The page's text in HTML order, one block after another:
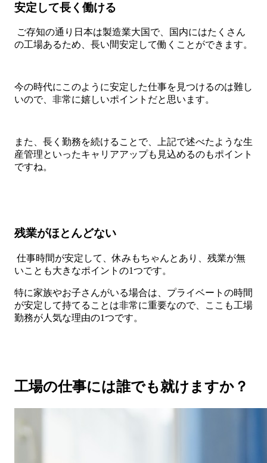
安定して長く働ける
ご存知の通り日本は製造業大国で、国内にはたくさん
の工場あるため、長い間安定して働くことができます。
今の時代にこのように安定した仕事を見つけるのは難し
いので、非常に嬉しいポイントだと思います。
また、長く勤務を続けることで、上記で述べたような生
産管理といったキャリアアップも見込めるのもポイント
ですね。
残業がほとんどない
仕事時間が安定して、休みもちゃんとあり、残業が無
いことも大きなポイントの1つです。
特に家族やお子さんがいる場合は、プライベートの時間
が安定して持てることは非常に重要なので、ここも工場
勤務が人気な理由の1つです。
工場の仕事には誰でも就けますか？